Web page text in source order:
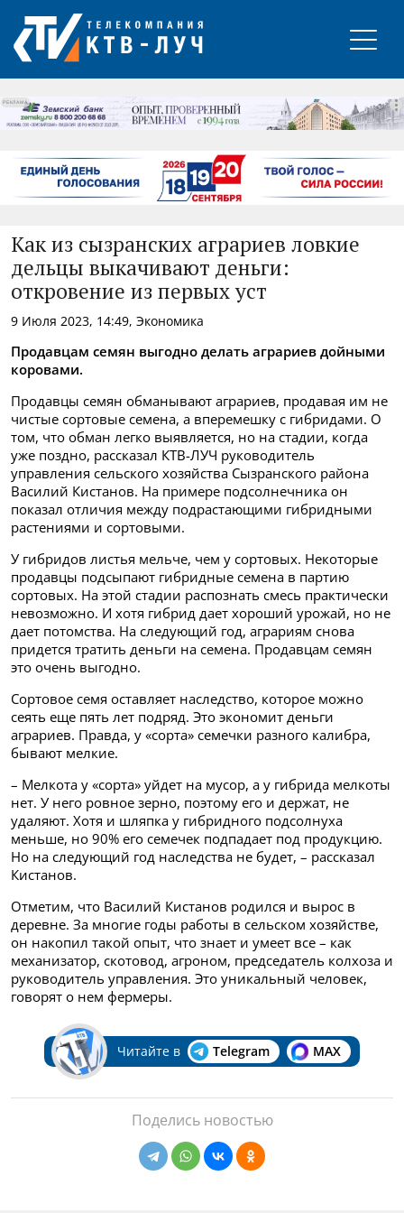
РЕКЛАМА
Как из сызранских аграриев ловкие
дельцы выкачивают деньги:
откровение из первых уст
9 Июля 2023, 14:49, Экономика
Продавцам семян выгодно делать аграриев дойными
коровами.
Продавцы семян обманывают аграриев, продавая им не
чистые сортовые семена, а вперемешку с гибридами. О
том, что обман легко выявляется, но на стадии, когда
уже поздно, рассказал КТВ-ЛУЧ руководитель
управления сельского хозяйства Сызранского района
Василий Кистанов. На примере подсолнечника он
показал отличия между подрастающими гибридными
растениями и сортовыми.
У гибридов листья мельче, чем у сортовых. Некоторые
продавцы подсыпают гибридные семена в партию
сортовых. На этой стадии распознать смесь практически
невозможно. И хотя гибрид дает хороший урожай, но не
дает потомства. На следующий год, аграриям снова
придется тратить деньги на семена. Продавцам семян
это очень выгодно.
Сортовое семя оставляет наследство, которое можно
сеять еще пять лет подряд. Это экономит деньги
аграриев. Правда, у «сорта» семечки разного калибра,
бывают мелкие.
– Мелкота у «сорта» уйдет на мусор, а у гибрида мелкоты
нет. У него ровное зерно, поэтому его и держат, не
удаляют. Хотя и шляпка у гибридного подсолнуха
меньше, но 90% его семечек подпадает под продукцию.
Но на следующий год наследства не будет, – рассказал
Кистанов.
Отметим, что Василий Кистанов родился и вырос в
деревне. За многие годы работы в сельском хозяйстве,
он накопил такой опыт, что знает и умеет все – как
механизатор, скотовод, агроном, председатель колхоза и
руководитель управления. Это уникальный человек,
говорят о нем фермеры.
Читайте в Telegram MAX
Поделись новостью